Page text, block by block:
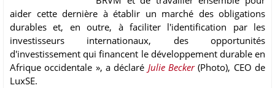
aider cette dernière à établir un marché des obligations
durables et, en outre, à faciliter l'identification par les
investisseurs internationaux, des opportunités
d'investissement qui financent le développement durable en
Afrique occidentale », a déclaré Julie Becker(Photo), CEO de
LuxSE.